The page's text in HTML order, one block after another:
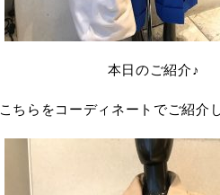
本日のご紹介♪
こちらをコーディネートでご紹介